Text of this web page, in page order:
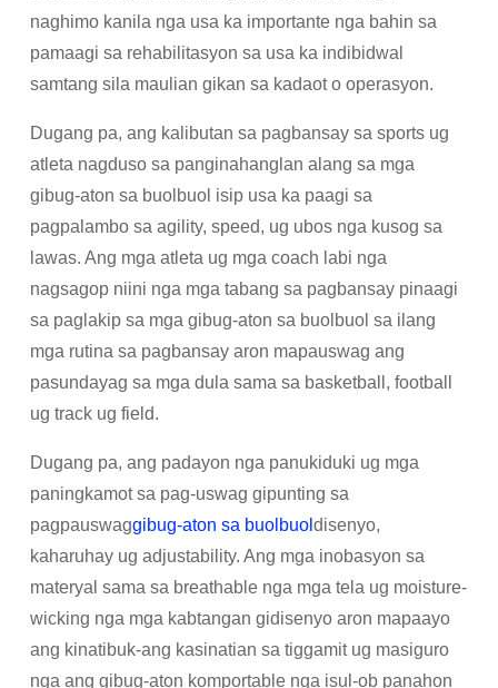
naghimo kanila nga usa ka importante nga bahin sa
pamaagi sa rehabilitasyon sa usa ka indibidwal
samtang sila maulian gikan sa kadaot o operasyon.
Dugang pa, ang kalibutan sa pagbansay sa sports ug
atleta nagduso sa panginahanglan alang sa mga
gibug-aton sa buolbuol isip usa ka paagi sa
pagpalambo sa agility, speed, ug ubos nga kusog sa
lawas. Ang mga atleta ug mga coach labi nga
nagsagop niini nga mga tabang sa pagbansay pinaagi
sa paglakip sa mga gibug-aton sa buolbuol sa ilang
mga rutina sa pagbansay aron mapauswag ang
pasundayag sa mga dula sama sa basketball, football
ug track ug field.
Dugang pa, ang padayon nga panukiduki ug mga
paningkamot sa pag-uswag gipunting sa
pagpauswaggibug-aton sa buolbuoldisenyo,
kaharuhay ug adjustability. Ang mga inobasyon sa
materyal sama sa breathable nga mga tela ug moisture-
wicking nga mga kabtangan gidisenyo aron mapaayo
ang kinatibuk-ang kasinatian sa tiggamit ug masiguro
nga ang gibug-aton komportable nga isul-ob panahon